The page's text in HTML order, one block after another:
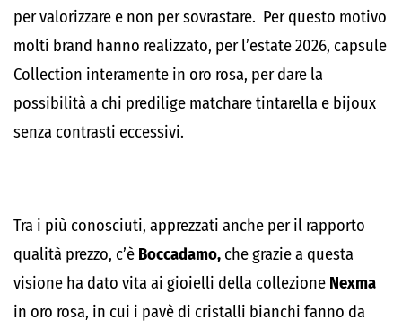
per valorizzare e non per sovrastare. Per questo motivo
molti brand hanno realizzato, per l’estate 2026, capsule
Collection interamente in oro rosa, per dare la
possibilità a chi predilige matchare tintarella e bijoux
senza contrasti eccessivi.
Tra i più conosciuti, apprezzati anche per il rapporto
qualità prezzo, c’è Boccadamo, che grazie a questa
visione ha dato vita ai gioielli della collezione Nexma
in oro rosa, in cui i pavè di cristalli bianchi fanno da